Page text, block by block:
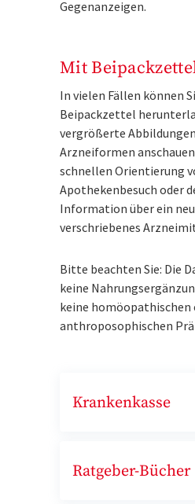
Gegenanzeigen.
Mit
In vielen Fällen können
Beipackzettel
vergrößerte
Arzneiformen
schnellen Orientierung
Apothekenbesuch oder
Information über ein
verschriebenes
Bitte beachten Sie: Die
keine
keine homöopathischen
anthroposophischen
Krankenkasse
Ratgeber-Bücher